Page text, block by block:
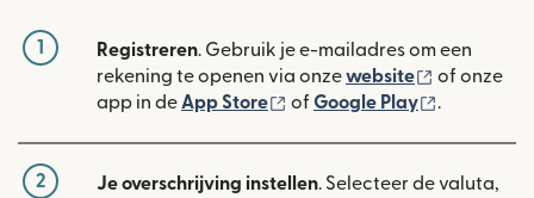
1 Registreren. Gebruik je e-mailadres om een
rekening te openen via onzewebsite (wordt
of onze
app in de App Store (wordt geopend in een
of Google Play .
2 Je overschrijving instellen. Selecteer de valuta,